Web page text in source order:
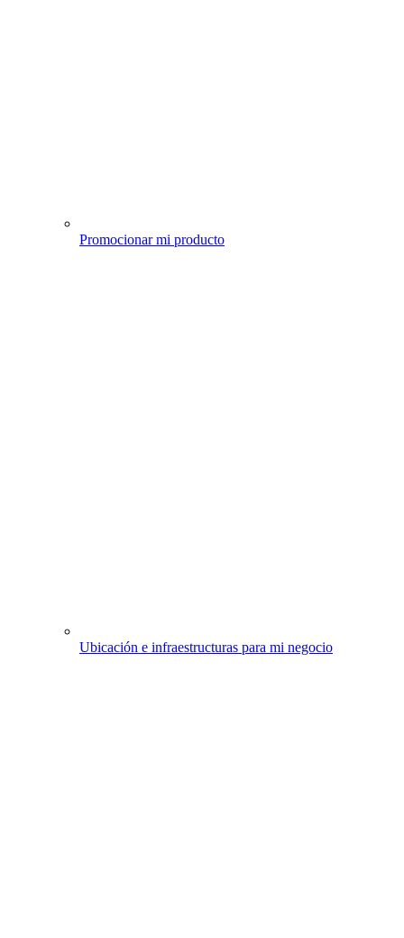
Promocionar mi producto
Ubicación e infraestructuras para mi negocio